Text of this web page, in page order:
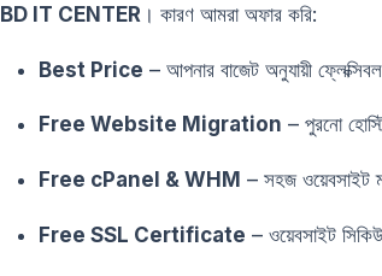
BD IT CENTER । কারণ আমরা অফার করি:
Best Price – আপনার বাজেট অনুযায়ী
Free Website Migration – পুরনো
Free cPanel & WHM – সহজ ওয়েবসাইট
Free SSL Certificate – ওয়েবসাইট